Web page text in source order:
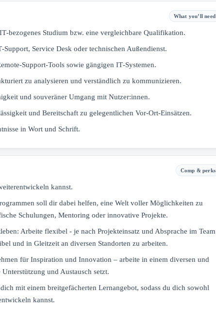
What you’ll need
Studium bzw. eine vergleichbare Qualifikation.
Service Desk oder technischen Außendienst.
sowie gängigen IT‑Systemen.
zu analysieren und verständlich zu kommunizieren.
und souveräner Umgang mit Nutzer:innen.
und Bereitschaft zu gelegentlichen Vor‑Ort‑Einsätzen.
in Wort und Schrift.
Comp & perks
kannst.
soll dir dabei helfen, eine Welt voller Möglichkeiten zu
Schulungen, Mentoring oder innovative Projekte.
Arbeite flexibel - je nach Projekteinsatz und Absprache im Team
und in Gleitzeit an diversen Standorten zu arbeiten.
für Inspiration und Innovation – arbeite in einem diversen und
und Austausch setzt.
mit einem breitgefächerten Lernangebot, sodass du dich sowohl
kannst.